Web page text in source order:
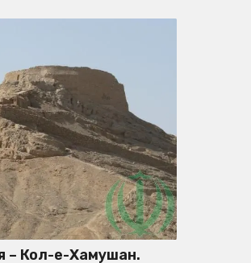
– Кол-е-Хамушан.